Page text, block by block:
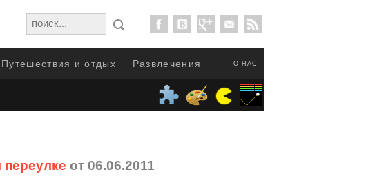
О НАС
Путешествия и отдых Развлечения
от 06.06.2011